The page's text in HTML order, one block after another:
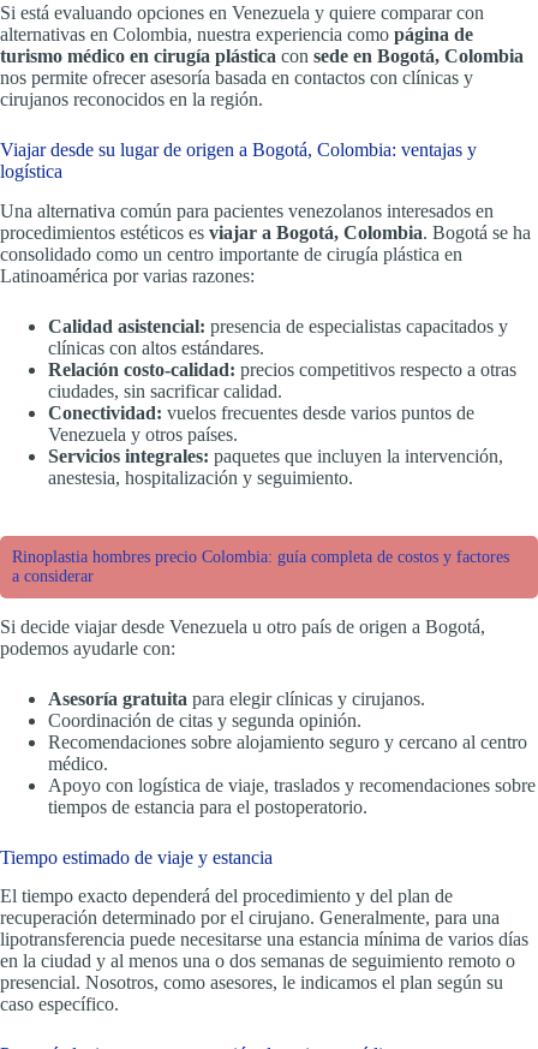
Si está evaluando opciones en Venezuela y quiere comparar con
alternativas en Colombia, nuestra experiencia como página de
turismo médico en cirugía plástica con sede en Bogotá, Colombia
nos permite ofrecer asesoría basada en contactos con clínicas y
cirujanos reconocidos en la región.
Viajar desde su lugar de origen a Bogotá, Colombia: ventajas y
logística
Una alternativa común para pacientes venezolanos interesados en
procedimientos estéticos es viajar a Bogotá, Colombia. Bogotá se ha
consolidado como un centro importante de cirugía plástica en
Latinoamérica por varias razones:
Calidad asistencial: presencia de especialistas capacitados y
clínicas con altos estándares.
Relación costo-calidad: precios competitivos respecto a otras
ciudades, sin sacrificar calidad.
Conectividad: vuelos frecuentes desde varios puntos de
Venezuela y otros países.
Servicios integrales: paquetes que incluyen la intervención,
anestesia, hospitalización y seguimiento.
Rinoplastia hombres precio Colombia: guía completa de costos y factores
a considerar
Si decide viajar desde Venezuela u otro país de origen a Bogotá,
podemos ayudarle con:
Asesoría gratuita para elegir clínicas y cirujanos.
Coordinación de citas y segunda opinión.
Recomendaciones sobre alojamiento seguro y cercano al centro
médico.
Apoyo con logística de viaje, traslados y recomendaciones sobre
tiempos de estancia para el postoperatorio.
Tiempo estimado de viaje y estancia
El tiempo exacto dependerá del procedimiento y del plan de
recuperación determinado por el cirujano. Generalmente, para una
lipotransferencia puede necesitarse una estancia mínima de varios días
en la ciudad y al menos una o dos semanas de seguimiento remoto o
presencial. Nosotros, como asesores, le indicamos el plan según su
caso específico.